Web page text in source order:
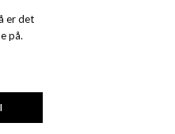
er det
på.